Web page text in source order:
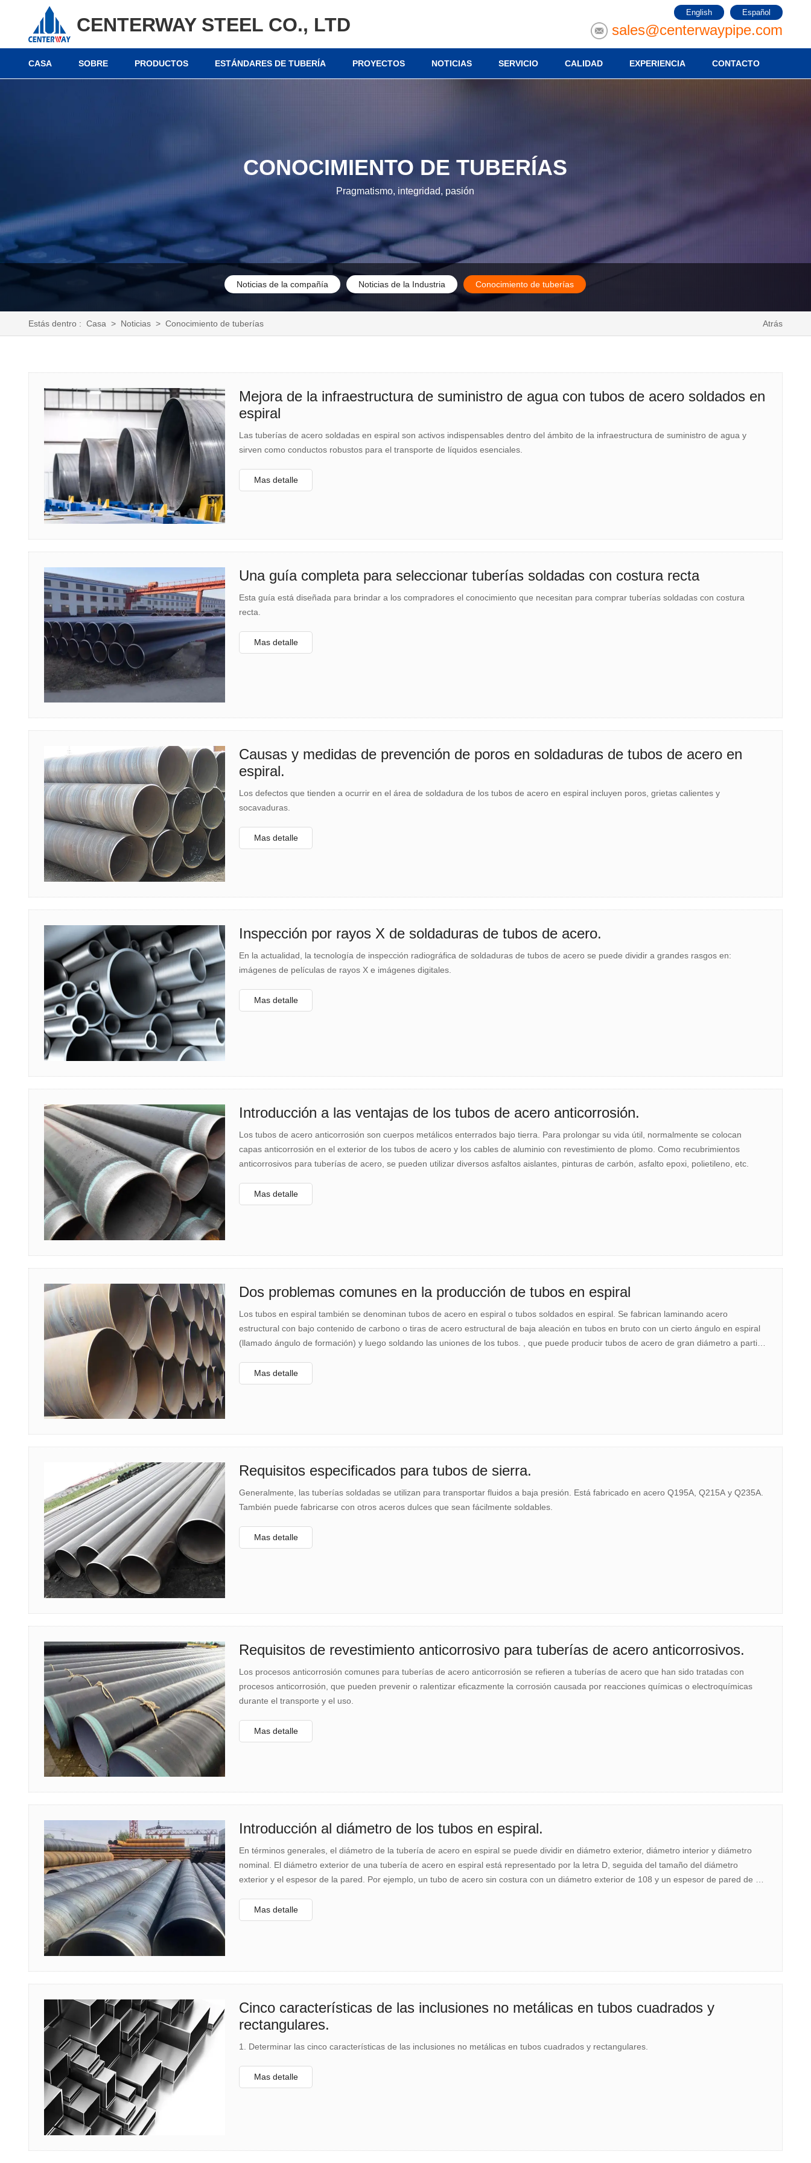
CENTERWAY STEEL CO., LTD
English Español
sales@centerwaypipe.com
CASA SOBRE PRODUCTOS ESTÁNDARES DE TUBERÍA PROYECTOS NOTICIAS SERVICIO CALIDAD EXPERIENCIA CONTACTO
Noticias de la compañía Noticias de la Industria Conocimiento de tuberías
CONOCIMIENTO DE TUBERÍAS
Pragmatismo, integridad, pasión
Atrás
Estás dentro : Casa > Noticias > Conocimiento de tuberías
Mejora de la infraestructura de suministro de agua con tubos de acero soldados en
espiral
Las tuberías de acero soldadas en espiral son activos indispensables dentro del ámbito de la infraestructura de suministro de agua y
sirven como conductos robustos para el transporte de líquidos esenciales.
Mas detalle
Una guía completa para seleccionar tuberías soldadas con costura recta
Esta guía está diseñada para brindar a los compradores el conocimiento que necesitan para comprar tuberías soldadas con costura
recta.
Mas detalle
Causas y medidas de prevención de poros en soldaduras de tubos de acero en
espiral.
Los defectos que tienden a ocurrir en el área de soldadura de los tubos de acero en espiral incluyen poros, grietas calientes y
socavaduras.
Mas detalle
Inspección por rayos X de soldaduras de tubos de acero.
En la actualidad, la tecnología de inspección radiográfica de soldaduras de tubos de acero se puede dividir a grandes rasgos en:
imágenes de películas de rayos X e imágenes digitales.
Mas detalle
Introducción a las ventajas de los tubos de acero anticorrosión.
Los tubos de acero anticorrosión son cuerpos metálicos enterrados bajo tierra. Para prolongar su vida útil, normalmente se colocan
capas anticorrosión en el exterior de los tubos de acero y los cables de aluminio con revestimiento de plomo. Como recubrimientos
anticorrosivos para tuberías de acero, se pueden utilizar diversos asfaltos aislantes, pinturas de carbón, asfalto epoxi, polietileno, etc.
Mas detalle
Dos problemas comunes en la producción de tubos en espiral
Los tubos en espiral también se denominan tubos de acero en espiral o tubos soldados en espiral. Se fabrican laminando acero
estructural con bajo contenido de carbono o tiras de acero estructural de baja aleación en tubos en bruto con un cierto ángulo en espiral
(llamado ángulo de formación) y luego soldando las uniones de los tubos. , que puede producir tubos de acero de gran diámetro a partir
Mas detalle
Requisitos especificados para tubos de sierra.
Generalmente, las tuberías soldadas se utilizan para transportar fluidos a baja presión. Está fabricado en acero Q195A, Q215A y Q235A.
También puede fabricarse con otros aceros dulces que sean fácilmente soldables.
Mas detalle
Requisitos de revestimiento anticorrosivo para tuberías de acero anticorrosivos.
Los procesos anticorrosión comunes para tuberías de acero anticorrosión se refieren a tuberías de acero que han sido tratadas con
procesos anticorrosión, que pueden prevenir o ralentizar eficazmente la corrosión causada por reacciones químicas o electroquímicas
durante el transporte y el uso.
Mas detalle
Introducción al diámetro de los tubos en espiral.
En términos generales, el diámetro de la tubería de acero en espiral se puede dividir en diámetro exterior, diámetro interior y diámetro
nominal. El diámetro exterior de una tubería de acero en espiral está representado por la letra D, seguida del tamaño del diámetro
exterior y el espesor de la pared. Por ejemplo, un tubo de acero sin costura con un diámetro exterior de 108 y un espesor de pared de 5
Mas detalle
Cinco características de las inclusiones no metálicas en tubos cuadrados y
rectangulares.
1. Determinar las cinco características de las inclusiones no metálicas en tubos cuadrados y rectangulares.
Mas detalle